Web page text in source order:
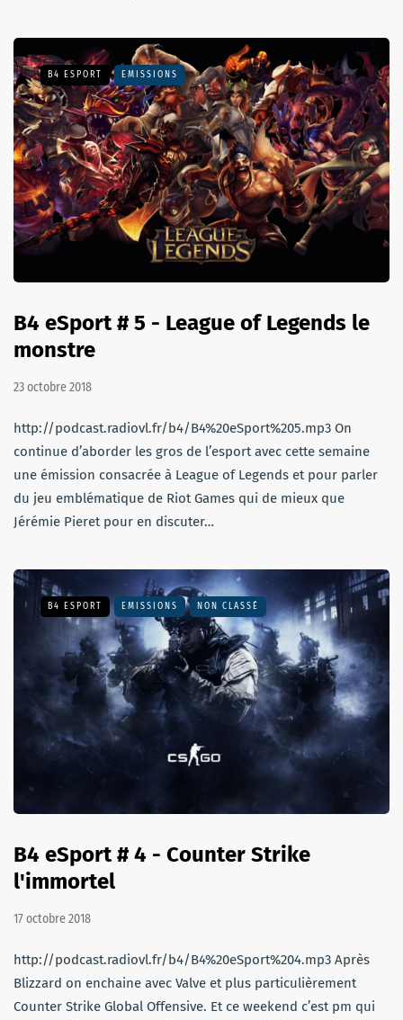
B4 ESPORT EMISSIONS
B4 eSport # 5 - League of Legends le
monstre
23 octobre 2018
http://podcast.radiovl.fr/b4/B4%20eSport%205.mp3 On
continue d’aborder les gros de l’esport avec cette semaine
une émission consacrée à League of Legends et pour parler
du jeu emblématique de Riot Games qui de mieux que
Jérémie Pieret pour en discuter…
B4 ESPORT EMISSIONS NON CLASSÉ
B4 eSport # 4 - Counter Strike
l'immortel
17 octobre 2018
http://podcast.radiovl.fr/b4/B4%20eSport%204.mp3 Après
Blizzard on enchaine avec Valve et plus particulièrement
Counter Strike Global Offensive. Et ce weekend c’est pm qui